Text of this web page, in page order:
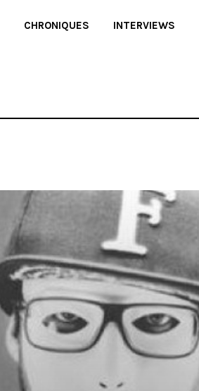
CHRONIQUES INTERVIEWS